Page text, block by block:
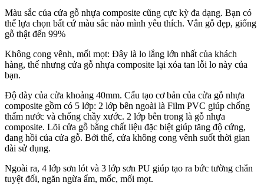
Màu sắc của cửa gỗ nhựa composite cũng cực kỳ đa dạng. Bạn có
thể lựa chọn bất cứ màu sắc nào mình yêu thích. Vân gỗ đẹp, giống
gỗ thật đến 99%
Không cong vênh, mối mọt: Đây là lo lắng lớn nhất của khách
hàng, thế nhưng cửa gỗ nhựa composite lại xóa tan lỗi lo này của
bạn.
Độ dày của cửa khoảng 40mm. Cấu tạo cơ bản của cửa gỗ nhựa
composite gồm có 5 lớp: 2 lớp bên ngoài là Film PVC giúp chống
thấm nước và chống chầy xước. 2 lớp bên trong là gỗ nhựa
composite. Lõi cửa gỗ bằng chất liệu đặc biệt giúp tăng độ cứng,
đang hồi của cửa gỗ. Bởi thế, cửa không cong vênh suốt thời gian
dài sử dụng.
Ngoài ra, 4 lớp sơn lót và 3 lớp sơn PU giúp tạo ra bức tường chắn
tuyệt đối, ngăn ngừa ẩm, mốc, mối mọt.